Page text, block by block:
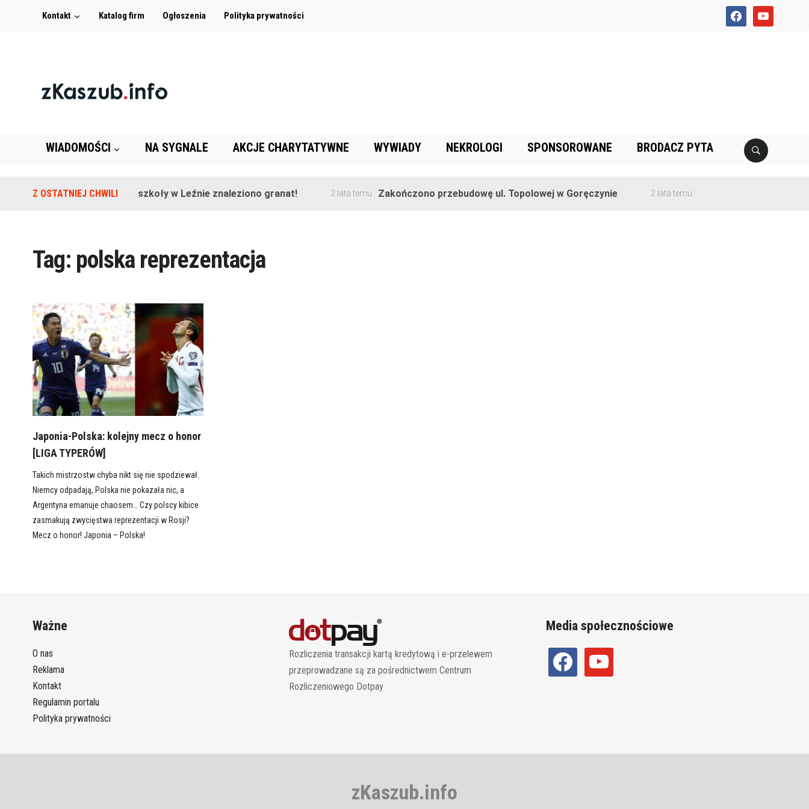
facebookyoutube
Kontakt Katalog firm Ogłoszenia Polityka prywatności
WIADOMOŚCI NA SYGNALE AKCJE CHARYTATYWNE WYWIADY NEKROLOGI SPONSOROWANE BRODACZ PYTA
Z OSTATNIEJ CHWILINa terenie szkoły w Leźnie znaleziono granat! 2 lata temu Zakończono przebudowę ul. Topolowej w Goręczynie 2 lata temu
Tag: polska reprezentacja
Japonia-Polska: kolejny mecz o honor
[LIGA TYPERÓW]
Takich mistrzostw chyba nikt się nie spodziewał.
Niemcy odpadają, Polska nie pokazała nic, a
Argentyna emanuje chaosem… Czy polscy kibice
zasmakują zwycięstwa reprezentacji w Rosji?
Mecz o honor! Japonia – Polska!
Ważne
O nas
Reklama
Kontakt
Regulamin portalu
Polityka prywatności
Rozliczenia transakcji kartą kredytową i e-przelewem
przeprowadzane są za pośrednictwem Centrum
Rozliczeniowego Dotpay
Media społecznościowe
facebook youtube
zKaszub.info